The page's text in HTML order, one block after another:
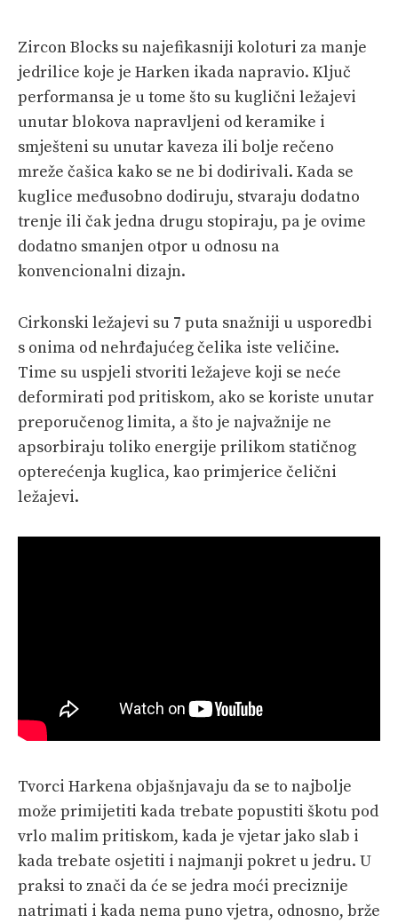
Zircon Blocks su najefikasniji koloturi za manje
jedrilice koje je Harken ikada napravio. Ključ
performansa je u tome što su kuglični ležajevi
unutar blokova napravljeni od keramike i
smješteni su unutar kaveza ili bolje rečeno
mreže čašica kako se ne bi dodirivali. Kada se
kuglice međusobno dodiruju, stvaraju dodatno
trenje ili čak jedna drugu stopiraju, pa je ovime
dodatno smanjen otpor u odnosu na
konvencionalni dizajn.
Cirkonski ležajevi su 7 puta snažniji u usporedbi
s onima od nehrđajućeg čelika iste veličine.
Time su uspjeli stvoriti ležajeve koji se neće
deformirati pod pritiskom, ako se koriste unutar
preporučenog limita, a što je najvažnije ne
apsorbiraju toliko energije prilikom statičnog
opterećenja kuglica, kao primjerice čelični
ležajevi.
Tvorci Harkena objašnjavaju da se to najbolje
može primijetiti kada trebate popustiti škotu pod
vrlo malim pritiskom, kada je vjetar jako slab i
kada trebate osjetiti i najmanji pokret u jedru. U
praksi to znači da će se jedra moći preciznije
natrimati i kada nema puno vjetra, odnosno, brže